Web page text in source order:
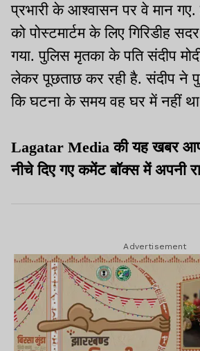
प्रभारी के आश्वासन पर वे मान
को पोस्टमार्टम के लिए गिरिडीह
गया. पुलिस मृतका के पति संदीप
लेकर पूछताछ कर रही है. संदीप ने
कि घटना के समय वह घर में नहीं
Lagatar Media की यह खबर
नीचे दिए गए कमेंट बॉक्स में अपनी
Advertisement